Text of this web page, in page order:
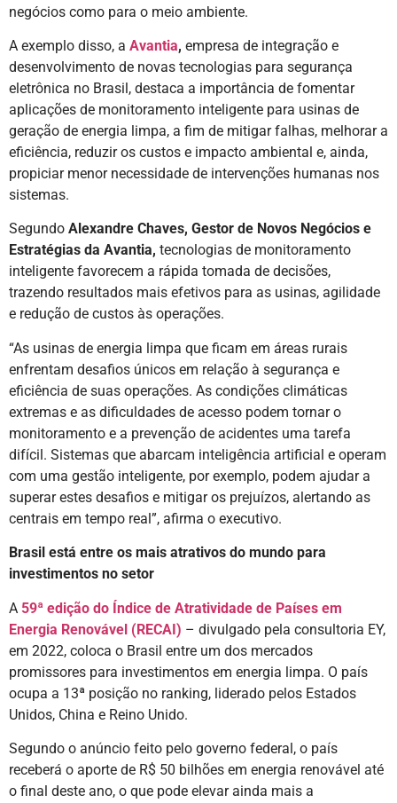
negócios como para o meio ambiente.
A exemplo disso, a Avantia, empresa de integração e
desenvolvimento de novas tecnologias para segurança
eletrônica no Brasil, destaca a importância de fomentar
aplicações de monitoramento inteligente para usinas de
geração de energia limpa, a fim de mitigar falhas, melhorar a
eficiência, reduzir os custos e impacto ambiental e, ainda,
propiciar menor necessidade de intervenções humanas nos
sistemas.
Segundo Alexandre Chaves, Gestor de Novos Negócios e
Estratégias da Avantia, tecnologias de monitoramento
inteligente favorecem a rápida tomada de decisões,
trazendo resultados mais efetivos para as usinas, agilidade
e redução de custos às operações.
“As usinas de energia limpa que ficam em áreas rurais
enfrentam desafios únicos em relação à segurança e
eficiência de suas operações. As condições climáticas
extremas e as dificuldades de acesso podem tornar o
monitoramento e a prevenção de acidentes uma tarefa
difícil. Sistemas que abarcam inteligência artificial e operam
com uma gestão inteligente, por exemplo, podem ajudar a
superar estes desafios e mitigar os prejuízos, alertando as
centrais em tempo real”, afirma o executivo.
Brasil está entre os mais atrativos do mundo para
investimentos no setor
A 59ª edição do Índice de Atratividade de Países em
Energia Renovável (RECAI) – divulgado pela consultoria EY,
em 2022, coloca o Brasil entre um dos mercados
promissores para investimentos em energia limpa. O país
ocupa a 13ª posição no ranking, liderado pelos Estados
Unidos, China e Reino Unido.
Segundo o anúncio feito pelo governo federal, o país
receberá o aporte de R$ 50 bilhões em energia renovável até
o final deste ano, o que pode elevar ainda mais a